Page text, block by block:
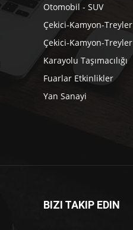
Otomobil - SUV
Çekici-Kamyon-Treyler
Çekici-Kamyon-Treyler
Karayolu Taşımacılığı
Fuarlar Etkinlikler
Yan Sanayi
BIZI TAKIP EDIN